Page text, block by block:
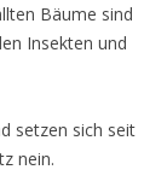
Bäume sind
Insekten und
setzen sich seit
nein.